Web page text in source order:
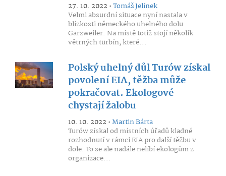
27. 10. 2022 •Tomáš Jelínek
Velmi absurdní situace nyní nastala v
blízkosti německého uhelného dolu
Garzweiler. Na místě totiž stojí několik
větrných turbín, které...
Polský uhelný důl Turów získal
povolení EIA, těžba může
pokračovat. Ekologové
chystají žalobu
10. 10. 2022 •Martin Bárta
Turów získal od místních úřadů kladné
rozhodnutí v rámci EIA pro další těžbu v
dole. To se ale nadále nelíbí ekologům z
organizace...